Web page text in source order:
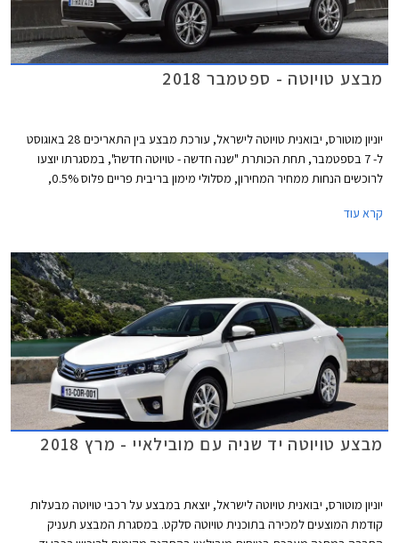
מבצע טויוטה - ספטמבר 2018
יוניון מוטורס, יבואנית טויוטה לישראל, עורכת מבצע בין התאריכים 28 באוגוסט
ל- 7 בספטמבר, תחת הכותרת "שנה חדשה - טויוטה חדשה", במסגרתו יוצעו
לרוכשים הנחות ממחיר המחירון, מסלולי מימון בריבית פריים פלוס 0.5%,
בימים א'-ה' בין השעות 8:00-19:00 ובימי ו' בין השעות 8:00-15:00.
קרא עוד
מבצע טויוטה יד שניה עם מובילאיי - מרץ 2018
יוניון מוטורס, יבואנית טויוטה לישראל, יוצאת במבצע על רכבי טויוטה מבעלות
קודמת המוצעים למכירה בתוכנית טויוטה סלקט. במסגרת המבצע תעניק